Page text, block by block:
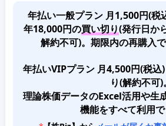
年払い一般プラン 月1,500円(税
年18,000円の買い切り(発行日か
解約不可)。期限内の再購入
年払いVIPプラン 月4,500円(税
り(解約不可)。
理論株価データのExcel活用や生
機能をすべて利用で